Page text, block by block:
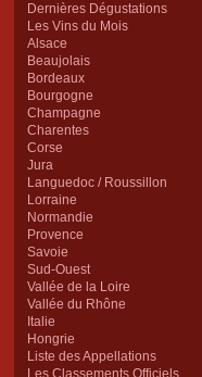
Dernières Dégustations
Les Vins du Mois
Alsace
Beaujolais
Bordeaux
Bourgogne
Champagne
Charentes
Corse
Jura
Languedoc / Roussillon
Lorraine
Normandie
Provence
Savoie
Sud-Ouest
Vallée de la Loire
Vallée du Rhône
Italie
Hongrie
Liste des Appellations
Les Classements Officiels